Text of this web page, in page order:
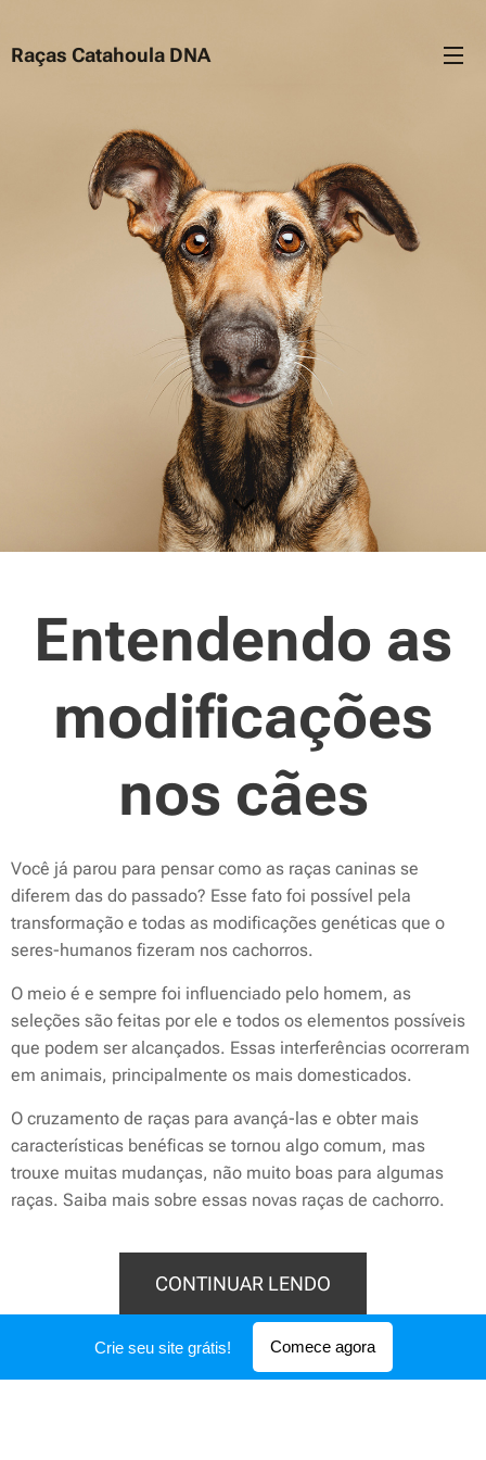
Raças Catahoula DNA
Entendendo as
modificações
nos cães
Você já parou para pensar como as raças caninas se
diferem das do passado? Esse fato foi possível pela
transformação e todas as modificações genéticas que o
seres-humanos fizeram nos cachorros.
O meio é e sempre foi influenciado pelo homem, as
seleções são feitas por ele e todos os elementos possíveis
que podem ser alcançados. Essas interferências ocorreram
em animais, principalmente os mais domesticados.
O cruzamento de raças para avançá-las e obter mais
características benéficas se tornou algo comum, mas
trouxe muitas mudanças, não muito boas para algumas
raças. Saiba mais sobre essas novas raças de cachorro.
CONTINUAR LENDO
Crie seu site grátis! Comece agora